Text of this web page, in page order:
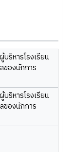
ริหารโรงเรียน
ของนักการ
ริหารโรงเรียน
ของนักการ